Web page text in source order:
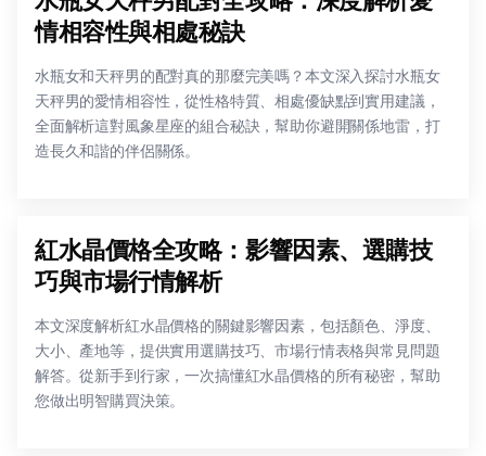
情相容性與相處秘訣
水瓶女和天秤男的配對真的那麼完美嗎？本文深入探討水瓶女
天秤男的愛情相容性，從性格特質、相處優缺點到實用建議，
全面解析這對風象星座的組合秘訣，幫助你避開關係地雷，打
造長久和諧的伴侶關係。
紅水晶價格全攻略：影響因素、選購技
巧與市場行情解析
本文深度解析紅水晶價格的關鍵影響因素，包括顏色、淨度、
大小、產地等，提供實用選購技巧、市場行情表格與常見問題
解答。從新手到行家，一次搞懂紅水晶價格的所有秘密，幫助
您做出明智購買決策。